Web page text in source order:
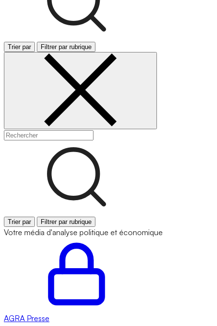
Trier par Filtrer par rubrique
Trier par Filtrer par rubrique
Votre média d'analyse politique et économique
AGRA Presse